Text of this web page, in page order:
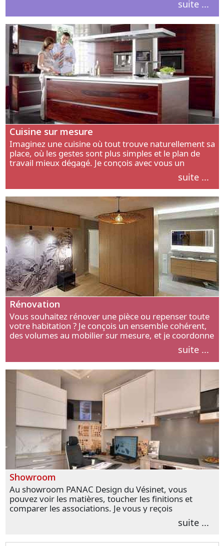
suite ...
Cuisine sur mesure
Imaginez une cuisine où tout trouve naturellement sa
place, où les gestes sont plus simples et le plan de
travail mieux dégagé. Je conçois avec vous un
aménagement adapté à votre manière de cuisiner, de
suite ...
Rénovation
Vous souhaitez rénover une pièce ou repenser toute
votre habitation ? Je conçois un ensemble cohérent,
des volumes au mobilier sur mesure, et je coordonne
suite ...
Showroom
Au showroom PANAC Design du Vésinet, vous
pouvez voir les matières, toucher les finitions et
comparer les associations. Je vous y reçois
personnellement pour parler de votre projet et
transformer vos premières idées en choix plussuite ...